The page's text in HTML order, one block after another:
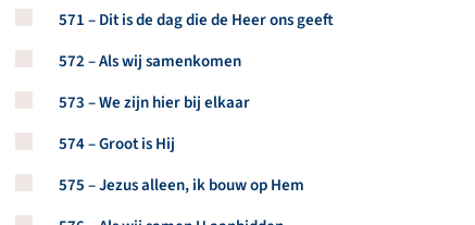
Koop een stuk van dit artikel
571 – Dit is de dag die de Heer ons geeft
Koop een stuk van dit artikel
572 – Als wij samenkomen
Koop een stuk van dit artikel
573 – We zijn hier bij elkaar
Koop een stuk van dit artikel
574 – Groot is Hij
Koop een stuk van dit artikel
575 – Jezus alleen, ik bouw op Hem